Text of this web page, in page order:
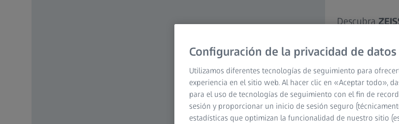
Descubra
diseñado
industriales.
disecciona
dispositivos
usar ofrecen
captura de
Configuración de la privacidad de datos
Utilizamos diferentes tecnologías de seguimiento para
experiencia en el sitio web. Al hacer clic en «Aceptar todo»,
para el uso de tecnologías de seguimiento con el fin de
sesión y proporcionar un inicio de sesión seguro
estadísticas que optimizan la funcionalidad de nuestro sitio